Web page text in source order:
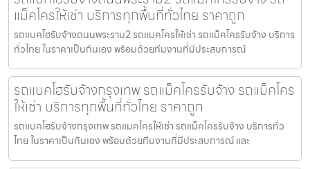
แม็คโครให้เช่า บริการทุกพื้นที่ทั่วไทย ราคาถูก
รถแบคโฮรับจ้างถนนพระราม2 รถแมคโครให้เช่า รถแม็คโครรับจ้าง บริการ
ทั่วไทย ในราคาเป็นกันเอง พร้อมด้วยทีมงานที่มีประสบการณ์
รถแบคโฮรับจ้างกรุงเทพ รถแม็คโครรับจ้าง รถแม็คโคร
ให้เช่า บริการทุกพื้นที่ทั่วไทย ราคาถูก
รถแบคโฮรับจ้างกรุงเทพ รถแมคโครให้เช่า รถแม็คโครรับจ้าง บริการทั่ว
ไทย ในราคาเป็นกันเอง พร้อมด้วยทีมงานที่มีประสบการณ์ และ